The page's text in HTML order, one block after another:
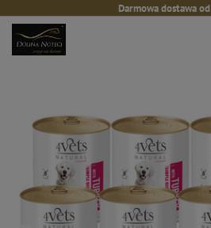
Darmowa dostawa